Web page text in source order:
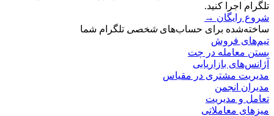
اجرا کنید.
رایگان
→
برای حساب‌هایشخصیتلگرام شما
فروش
معامله در چت
بازاریابی
مشتری در مقیاس
انجمن
و مدیریت
معاملاتی